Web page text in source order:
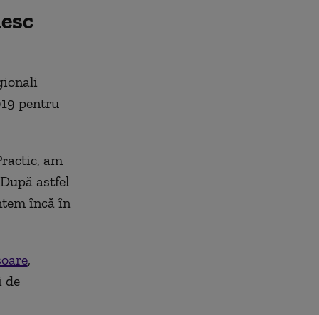
pentru
am
astfel
încă în
,
de